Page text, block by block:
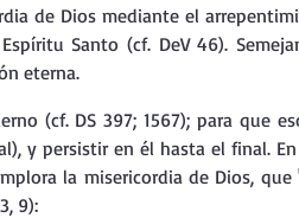
de Dios mediante el
Santo (cf. DeV 46).
eterna.
(cf. DS 397; 1567); para que
y persistir en él hasta el final.
la misericordia de Dios,
9):